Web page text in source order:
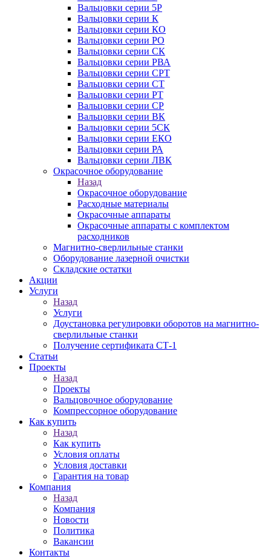
Вальцовки серии 5Р
Вальцовки серии К
Вальцовки серии КО
Вальцовки серии РО
Вальцовки серии СК
Вальцовки серии РВА
Вальцовки серии СРТ
Вальцовки серии СТ
Вальцовки серии РТ
Вальцовки серии СР
Вальцовки серии ВК
Вальцовки серии 5СК
Вальцовки серии ЕКО
Вальцовки серии РА
Вальцовки серии ЛВК
Окрасочное оборудование
Назад
Окрасочное оборудование
Расходные материалы
Окрасочные аппараты
Окрасочные аппараты с комплектом
расходников
Магнитно-сверлильные станки
Оборудование лазерной очистки
Складские остатки
Акции
Услуги
Назад
Услуги
Доустановка регулировки оборотов на магнитно-
сверлильные станки
Получение сертификата СТ-1
Статьи
Проекты
Назад
Проекты
Вальцовочное оборудование
Компрессорное оборудование
Как купить
Назад
Как купить
Условия оплаты
Условия доставки
Гарантия на товар
Компания
Назад
Компания
Новости
Политика
Вакансии
Контакты